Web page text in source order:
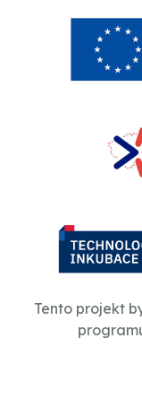
Tento projekt